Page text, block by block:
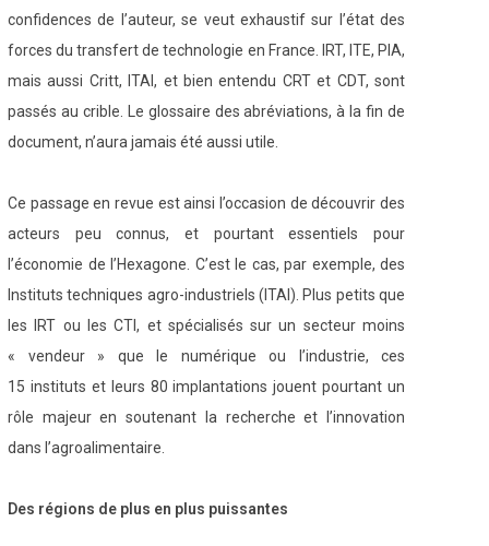
confidences de l’auteur, se veut exhaustif sur l’état des
forces du transfert de technologie en France. IRT, ITE, PIA,
mais aussi Critt, ITAI, et bien entendu CRT et CDT, sont
passés au crible. Le glossaire des abréviations, à la fin de
document, n’aura jamais été aussi utile.
Ce passage en revue est ainsi l’occasion de découvrir des
acteurs peu connus, et pourtant essentiels pour
l’économie de l’Hexagone. C’est le cas, par exemple, des
Instituts techniques agro-industriels (ITAI). Plus petits que
les IRT ou les CTI, et spécialisés sur un secteur moins
« vendeur » que le numérique ou l’industrie, ces
15 instituts et leurs 80 implantations jouent pourtant un
rôle majeur en soutenant la recherche et l’innovation
dans l’agroalimentaire.
Des régions de plus en plus puissantes